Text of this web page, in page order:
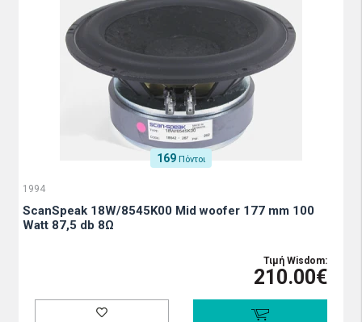
169 Πόντοι
1994
ScanSpeak 18W/8545K00 Mid woofer 177 mm 100
Watt 87,5 db 8Ω
Τιμή Wisdom:
210.00€